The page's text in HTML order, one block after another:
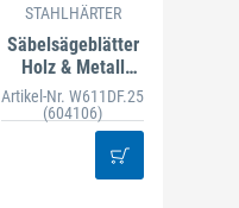
STAHLHÄRTER
Säbelsägeblätter
Holz & Metall
W611DF (25 St.)
Artikel-Nr. W611DF.25
(604106)